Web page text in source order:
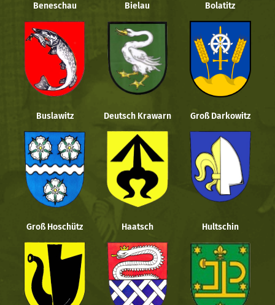
Beneschau Bielau Bolatitz
Buslawitz Deutsch Krawarn Groß Darkowitz
Groß Hoschütz Haatsch Hultschin